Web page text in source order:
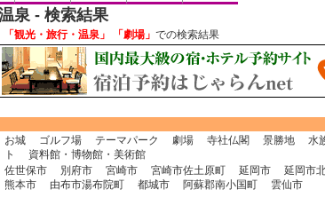
泉 - 検索結果
「観光・旅行・温泉」 「劇場」 での検索結果
お城 ゴルフ場 テーマパーク 劇場 寺社仏閣 景勝地 水
ト
資料館・博物館・美術館
佐世保市 別府市 宮崎市 宮崎市佐土原町 延岡市 延岡市
熊本市
由布市湯布院町 都城市 阿蘇郡南小国町
雲仙市